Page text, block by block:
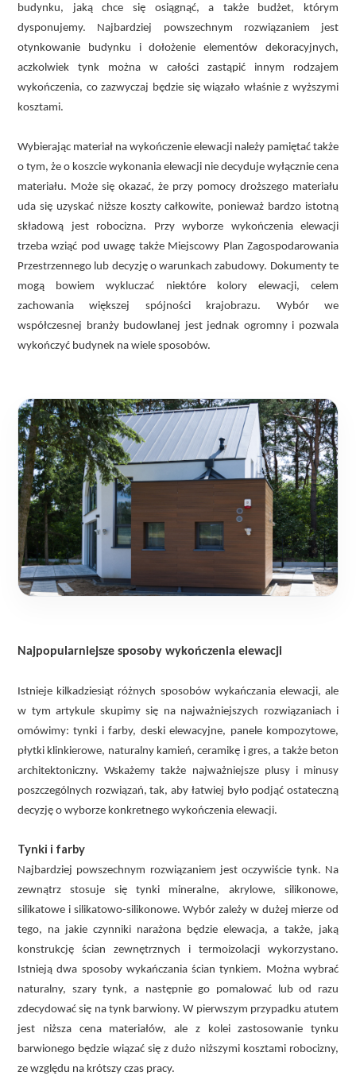
budynku, jaką chce się osiągnąć, a także budżet, którym
dysponujemy. Najbardziej powszechnym rozwiązaniem jest
otynkowanie budynku i dołożenie elementów dekoracyjnych,
aczkolwiek tynk można w całości zastąpić innym rodzajem
wykończenia, co zazwyczaj będzie się wiązało właśnie z wyższymi
kosztami.
Wybierając materiał na wykończenie elewacji należy pamiętać także
o tym, że o koszcie wykonania elewacji nie decyduje wyłącznie cena
materiału. Może się okazać, że przy pomocy droższego materiału
uda się uzyskać niższe koszty całkowite, ponieważ bardzo istotną
składową jest robocizna. Przy wyborze wykończenia elewacji
trzeba wziąć pod uwagę także Miejscowy Plan Zagospodarowania
Przestrzennego lub decyzję o warunkach zabudowy. Dokumenty te
mogą bowiem wykluczać niektóre kolory elewacji, celem
zachowania większej spójności krajobrazu. Wybór we
współczesnej branży budowlanej jest jednak ogromny i pozwala
wykończyć budynek na wiele sposobów.
Najpopularniejsze sposoby wykończenia elewacji
Istnieje kilkadziesiąt różnych sposobów wykańczania elewacji, ale
w tym artykule skupimy się na najważniejszych rozwiązaniach i
omówimy: tynki i farby, deski elewacyjne, panele kompozytowe,
płytki klinkierowe, naturalny kamień, ceramikę i gres, a także beton
architektoniczny. Wskażemy także najważniejsze plusy i minusy
poszczególnych rozwiązań, tak, aby łatwiej było podjąć ostateczną
decyzję o wyborze konkretnego wykończenia elewacji.
Tynki i farby
Najbardziej powszechnym rozwiązaniem jest oczywiście tynk. Na
zewnątrz stosuje się tynki mineralne, akrylowe, silikonowe,
silikatowe i silikatowo-silikonowe. Wybór zależy w dużej mierze od
tego, na jakie czynniki narażona będzie elewacja, a także, jaką
konstrukcję ścian zewnętrznych i termoizolacji wykorzystano.
Istnieją dwa sposoby wykańczania ścian tynkiem. Można wybrać
naturalny, szary tynk, a następnie go pomalować lub od razu
zdecydować się na tynk barwiony. W pierwszym przypadku atutem
jest niższa cena materiałów, ale z kolei zastosowanie tynku
barwionego będzie wiązać się z dużo niższymi kosztami robocizny,
ze względu na krótszy czas pracy.